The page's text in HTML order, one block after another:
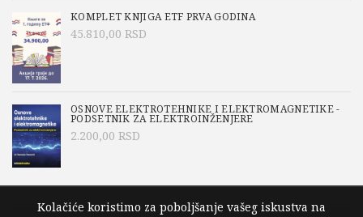
KOMPLET KNJIGA ETF PRVA GODINA
45.810,00 RSD
OSNOVE ELEKTROTEHNIKE I ELEKTROMAGNETIKE -
PODSETNIK ZA ELEKTROINŽENJERE
2.200,00 RSD
Kolačiće koristimo za poboljšanje vašeg iskustva na